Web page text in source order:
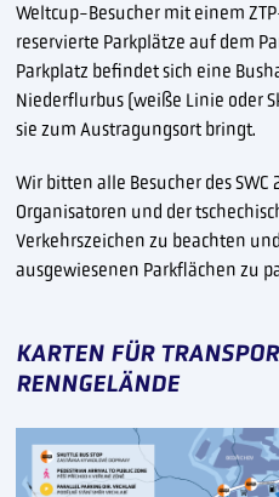
Weltcup-Besucher mit einem
reservierte Parkplätze auf dem
Parkplatz befindet sich eine
Niederflurbus (weiße Linie oder
sie zum Austragungsort bringt.
Wir bitten alle Besucher des
Organisatoren und der
Verkehrszeichen zu beachten
ausgewiesenen Parkflächen zu
KARTEN FÜR
RENNGELÄNDE